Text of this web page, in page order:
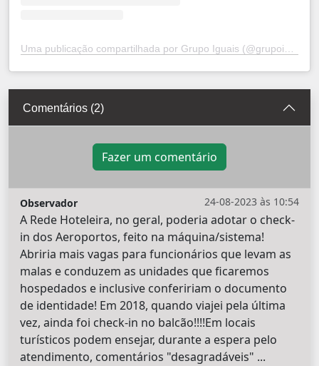
Uma publicação compartilhada por Grupo Iguais (@grupoiguais)
Comentários (2)
Fazer um comentário
24-08-2023 às 10:54
Observador
A Rede Hoteleira, no geral, poderia adotar o check-
in dos Aeroportos, feito na máquina/sistema!
Abriria mais vagas para funcionários que levam as
malas e conduzem as unidades que ficaremos
hospedados e inclusive confeririam o documento
de identidade! Em 2018, quando viajei pela última
vez, ainda foi check-in no balcão!!!!Em locais
turísticos podem ensejar, durante a espera pelo
atendimento, comentários "desagradáveis" ...